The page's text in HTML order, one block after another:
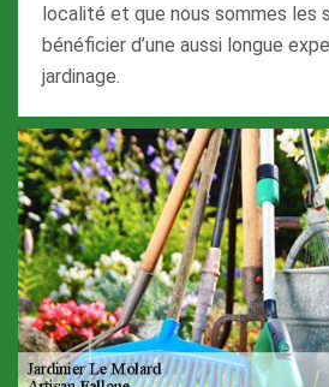
localité et que nous sommes les
bénéficier d’une aussi longue
jardinage.